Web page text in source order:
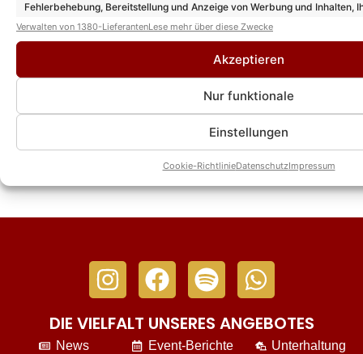
Fehlerbehebung, Bereitstellung und Anzeige von Werbung und Inhalten,
Entscheidungen zum Datenschutz speichern und übermitteln.
Verwalten von 1380-LieferantenLese mehr über diese Zwecke
Akzeptieren
Nur funktionale
Einstellungen
Cookie-RichtlinieDatenschutzImpressum
DIE VIELFALT UNSERES ANGEBOTES
News
Event-Berichte
Unterhaltung